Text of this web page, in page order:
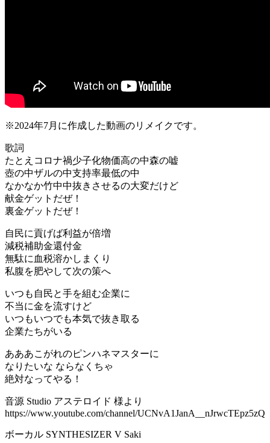
※2024年7月に作成した動画のリメイクです。
歌詞
たとえコロナ禍少子化物価高の中森の嘘
壺の中ザルの中支持率最低の中
なかなか竹中中抜きさせるの大変だけど
献金ゲットだぜ！
裏金ゲットだぜ！
自民に貢げば利益が倍増
減税補助金還付金
無駄に血税溶かしまくり
私腹を肥やして次の策へ
いつも自民と手を組む企業に
不当に金を流すけど
いつもいつでも本気で抜き取る
企業たちがいる
あああこがれのピンハネマスターに
なりたいな ならなくちゃ
絶対なってやる！
音源 Studio アステロイド 様より
https://www.youtube.com/channel/UCNvA1JanA__nJrwcTEpz5zQ
ボーカル SYNTHESIZER V Saki